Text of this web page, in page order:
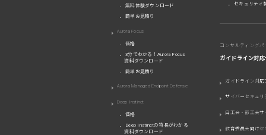
無料体験ダウンロード
簡単お見積り
Aurora Focus
価格
3分でわかる！Aurora Focus
資料ダウンロード
簡単お見積り
Aurora Managed Endpoint Defense
Deep Instinct
価格
Deep Instinctの特長がわかる
資料ダウンロード
セキュリティ
コンサルティングパ
ガイドライン対
ガイドライン対応
サイバーセキュリ
自工会・部工会
教育委員会向けセ